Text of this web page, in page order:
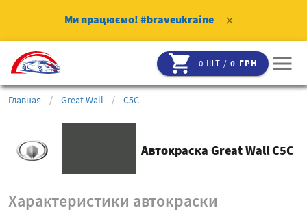
Ми працюємо! #braveukraine clear
shopping_cart 0 ШТ /0 ГРН menu
Главная / Great Wall / C5C
Автокраска Great Wall C5C
Характеристики автокраски